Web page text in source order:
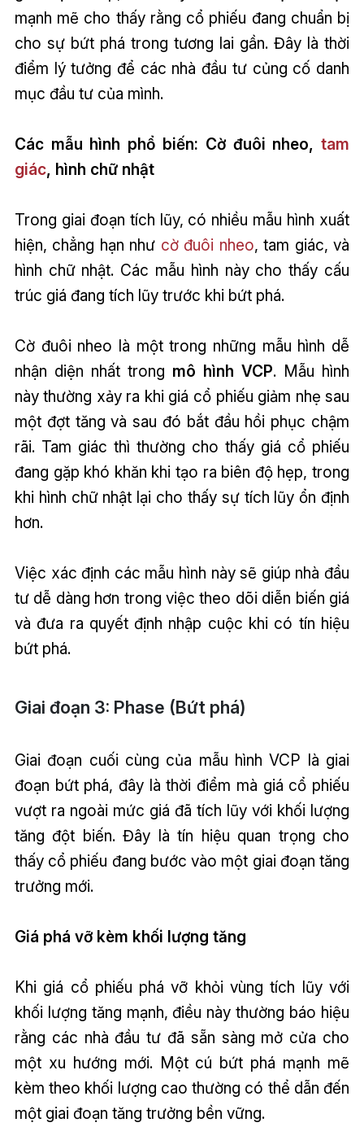
mạnh mẽ cho thấy rằng cổ phiếu đang chuẩn bị
cho sự bứt phá trong tương lai gần. Đây là thời
điểm lý tưởng để các nhà đầu tư củng cố danh
mục đầu tư của mình.
Các mẫu hình phổ biến: Cờ đuôi nheo,tam
giác, hình chữ nhật
Trong giai đoạn tích lũy, có nhiều mẫu hình xuất
hiện, chẳng hạn như cờ đuôi nheo, tam giác, và
hình chữ nhật. Các mẫu hình này cho thấy cấu
trúc giá đang tích lũy trước khi bứt phá.
Cờ đuôi nheo là một trong những mẫu hình dễ
nhận diện nhất trong mô hình VCP. Mẫu hình
này thường xảy ra khi giá cổ phiếu giảm nhẹ sau
một đợt tăng và sau đó bắt đầu hồi phục chậm
rãi. Tam giác thì thường cho thấy giá cổ phiếu
đang gặp khó khăn khi tạo ra biên độ hẹp, trong
khi hình chữ nhật lại cho thấy sự tích lũy ổn định
hơn.
Việc xác định các mẫu hình này sẽ giúp nhà đầu
tư dễ dàng hơn trong việc theo dõi diễn biến giá
và đưa ra quyết định nhập cuộc khi có tín hiệu
bứt phá.
Giai đoạn 3: Phase (Bứt phá)
Giai đoạn cuối cùng của mẫu hình VCP là giai
đoạn bứt phá, đây là thời điểm mà giá cổ phiếu
vượt ra ngoài mức giá đã tích lũy với khối lượng
tăng đột biến. Đây là tín hiệu quan trọng cho
thấy cổ phiếu đang bước vào một giai đoạn tăng
trưởng mới.
Giá phá vỡ kèm khối lượng tăng
Khi giá cổ phiếu phá vỡ khỏi vùng tích lũy với
khối lượng tăng mạnh, điều này thường báo hiệu
rằng các nhà đầu tư đã sẵn sàng mở cửa cho
một xu hướng mới. Một cú bứt phá mạnh mẽ
kèm theo khối lượng cao thường có thể dẫn đến
một giai đoạn tăng trưởng bền vững.